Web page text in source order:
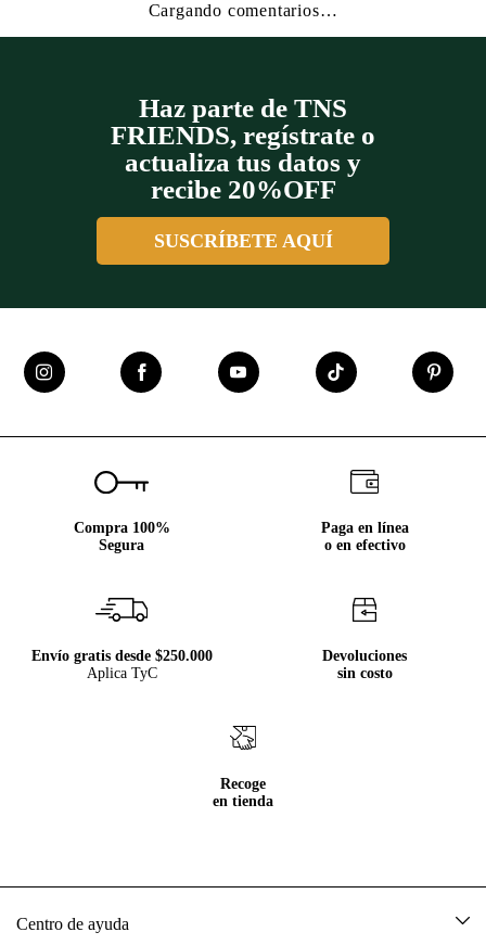
Cargando comentarios…
Haz parte de TNS
FRIENDS, regístrate o
actualiza tus datos y
recibe 20%OFF
SUSCRÍBETE AQUÍ
Compra 100%
Segura
Paga en línea
o en efectivo
Envío gratis desde $250.000
Aplica TyC
Devoluciones
sin costo
Recoge
en tienda
Centro de ayuda